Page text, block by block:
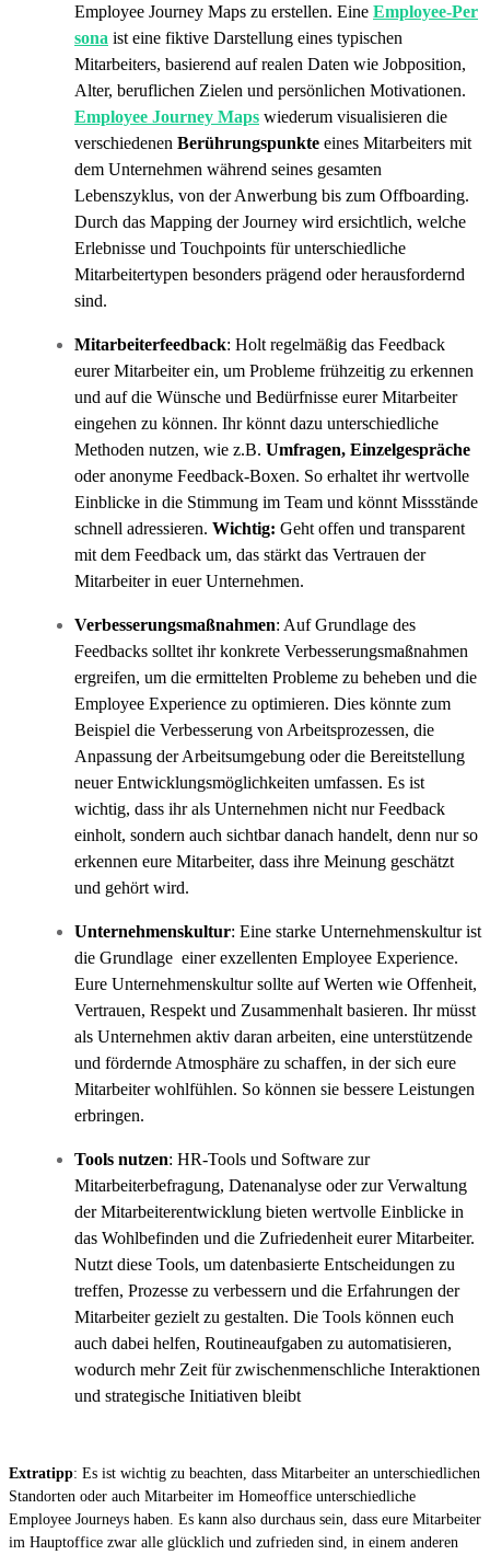
Employee Journey Maps zu erstellen. Eine Employee-Per
sona ist eine fiktive Darstellung eines typischen
Mitarbeiters, basierend auf realen Daten wie Jobposition,
Alter, beruflichen Zielen und persönlichen Motivationen.
Employee Journey Maps wiederum visualisieren die
verschiedenen Berührungspunkte eines Mitarbeiters mit
dem Unternehmen während seines gesamten
Lebenszyklus, von der Anwerbung bis zum Offboarding.
Durch das Mapping der Journey wird ersichtlich, welche
Erlebnisse und Touchpoints für unterschiedliche
Mitarbeitertypen besonders prägend oder herausfordernd
sind.
Mitarbeiterfeedback: Holt regelmäßig das Feedback
eurer Mitarbeiter ein, um Probleme frühzeitig zu erkennen
und auf die Wünsche und Bedürfnisse eurer Mitarbeiter
eingehen zu können. Ihr könnt dazu unterschiedliche
Methoden nutzen, wie z.B. Umfragen, Einzelgespräche
oder anonyme Feedback-Boxen. So erhaltet ihr wertvolle
Einblicke in die Stimmung im Team und könnt Missstände
schnell adressieren. Wichtig: Geht offen und transparent
mit dem Feedback um, das stärkt das Vertrauen der
Mitarbeiter in euer Unternehmen.
Verbesserungsmaßnahmen: Auf Grundlage des
Feedbacks solltet ihr konkrete Verbesserungsmaßnahmen
ergreifen, um die ermittelten Probleme zu beheben und die
Employee Experience zu optimieren. Dies könnte zum
Beispiel die Verbesserung von Arbeitsprozessen, die
Anpassung der Arbeitsumgebung oder die Bereitstellung
neuer Entwicklungsmöglichkeiten umfassen. Es ist
wichtig, dass ihr als Unternehmen nicht nur Feedback
einholt, sondern auch sichtbar danach handelt, denn nur so
erkennen eure Mitarbeiter, dass ihre Meinung geschätzt
und gehört wird.
Unternehmenskultur: Eine starke Unternehmenskultur ist
die Grundlage einer exzellenten Employee Experience.
Eure Unternehmenskultur sollte auf Werten wie Offenheit,
Vertrauen, Respekt und Zusammenhalt basieren. Ihr müsst
als Unternehmen aktiv daran arbeiten, eine unterstützende
und fördernde Atmosphäre zu schaffen, in der sich eure
Mitarbeiter wohlfühlen. So können sie bessere Leistungen
erbringen.
Tools nutzen: HR-Tools und Software zur
Mitarbeiterbefragung, Datenanalyse oder zur Verwaltung
der Mitarbeiterentwicklung bieten wertvolle Einblicke in
das Wohlbefinden und die Zufriedenheit eurer Mitarbeiter.
Nutzt diese Tools, um datenbasierte Entscheidungen zu
treffen, Prozesse zu verbessern und die Erfahrungen der
Mitarbeiter gezielt zu gestalten. Die Tools können euch
auch dabei helfen, Routineaufgaben zu automatisieren,
wodurch mehr Zeit für zwischenmenschliche Interaktionen
und strategische Initiativen bleibt
Extratipp: Es ist wichtig zu beachten, dass Mitarbeiter an unterschiedlichen
Standorten oder auch Mitarbeiter im Homeoffice unterschiedliche
Employee Journeys haben. Es kann also durchaus sein, dass eure Mitarbeiter
im Hauptoffice zwar alle glücklich und zufrieden sind, in einem anderen